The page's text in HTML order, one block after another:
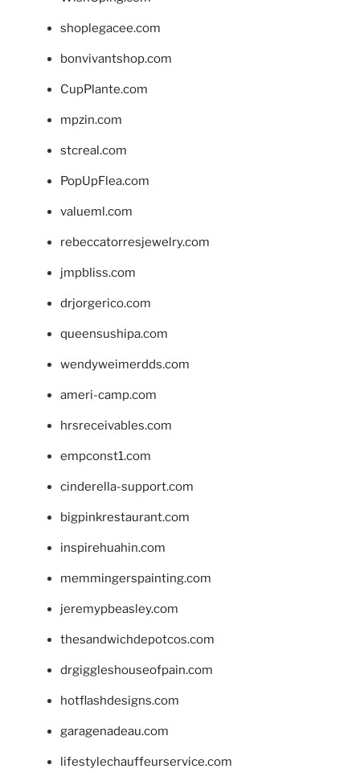
shoplegacee.com
bonvivantshop.com
CupPlante.com
mpzin.com
stcreal.com
PopUpFlea.com
valueml.com
rebeccatorresjewelry.com
jmpbliss.com
drjorgerico.com
queensushipa.com
wendyweimerdds.com
ameri-camp.com
hrsreceivables.com
empconst1.com
cinderella-support.com
bigpinkrestaurant.com
inspirehuahin.com
memmingerspainting.com
jeremypbeasley.com
thesandwichdepotcos.com
drgiggleshouseofpain.com
hotflashdesigns.com
garagenadeau.com
lifestylechauffeurservice.com